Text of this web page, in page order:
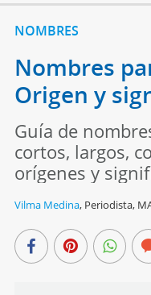
NOMBRES
Nombres
Origen y
Guía de
cortos, largos,
orígenes y
Vilma Medina, Periodista,